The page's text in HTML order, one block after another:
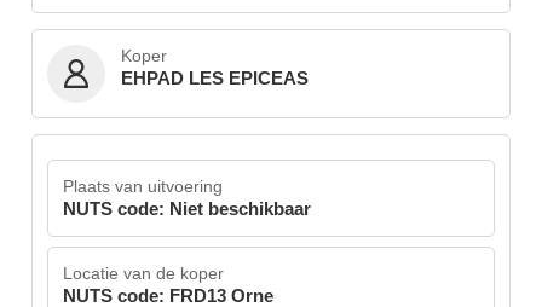
Koper
EHPAD LES EPICEAS
Plaats van uitvoering
NUTS code: Niet beschikbaar
Locatie van de koper
NUTS code: FRD13 Orne